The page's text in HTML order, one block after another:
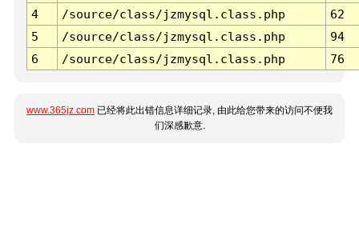
4
/source/class/jzmysql.class.php
62
5
/source/class/jzmysql.class.php
94
6
/source/class/jzmysql.class.php 76
www.365jz.com 已经将此出错信息详细记录, 由此给您带来的访问不便我
们深感歉意.